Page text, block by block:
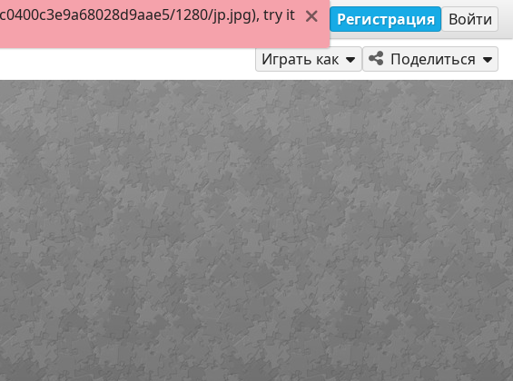
Регистрация Войти
Играть как Поделиться
1280/jp.jpg), try it